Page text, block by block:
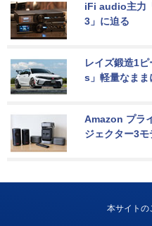
iFi audio主力
3」に迫る
レイズ鍛造1
s」軽量なまま
Amazon プラ
ジェクター3
本サイトの